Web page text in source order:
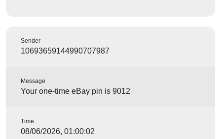
Sender
10693659144990707987
Message
Your one-time eBay pin is 9012
Time
08/06/2026, 01:00:02